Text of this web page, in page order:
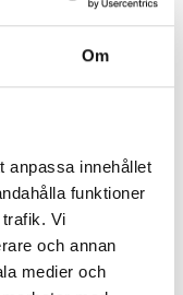
Om
anpassa innehållet
funktioner
Vi
och annan
medier och
13:35.
19:50.